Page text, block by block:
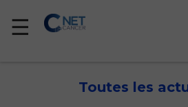
☰
Toutes les